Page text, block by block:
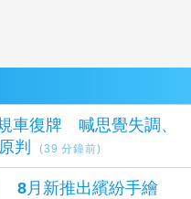
車復牌 喊思覺失調、
判
(39 分鐘前)
8月新推出繽紛手繪